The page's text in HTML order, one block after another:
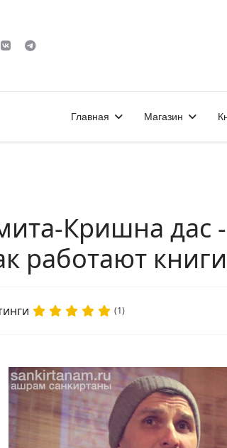
Главная Магазин
Кришна дас
работают
(1)